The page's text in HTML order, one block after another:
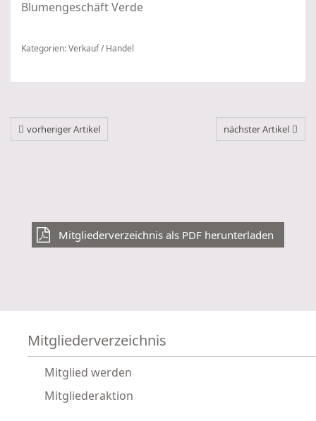
Blumengeschäft Verde
Kategorien:Verkauf / Handel
vorheriger Artikel nächster Artikel
Mitgliederverzeichnis als PDF herunterladen
Mitgliederverzeichnis
Mitglied werden
Mitgliederaktion